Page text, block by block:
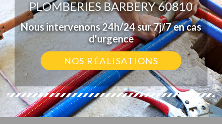
PLOMBERIES BARBERY 60810
Nous intervenons 24h/24 sur 7j/7 en cas
d'urgence
NOS RÉALISATIONS